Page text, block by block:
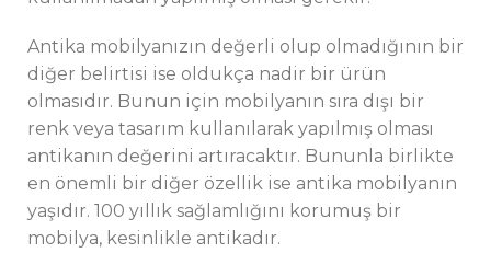
Antika mobilyanızın değerli olup olmadığının bir
diğer belirtisi ise oldukça nadir bir ürün
olmasıdır. Bunun için mobilyanın sıra dışı bir
renk veya tasarım kullanılarak yapılmış olması
antikanın değerini artıracaktır. Bununla birlikte
en önemli bir diğer özellik ise antika mobilyanın
yaşıdır. 100 yıllık sağlamlığını korumuş bir
mobilya, kesinlikle antikadır.